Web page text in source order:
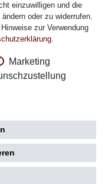
einzuwilligen und die
oder zu widerrufen.
zur Verwendung
Marketing